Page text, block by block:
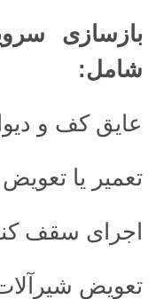
بازسازی
شامل:
عایق کف و
تعمیر یا
اجرای سقف
تعویض